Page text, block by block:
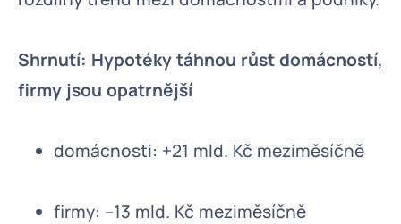
Shrnutí: Hypotéky táhnou růst domácností,
firmy jsou opatrnější
domácnosti: +21 mld. Kč meziměsíčně
firmy: –13 mld. Kč meziměsíčně